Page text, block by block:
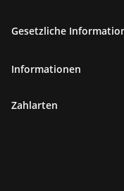
Gesetzliche
Informationen
Zahlarten